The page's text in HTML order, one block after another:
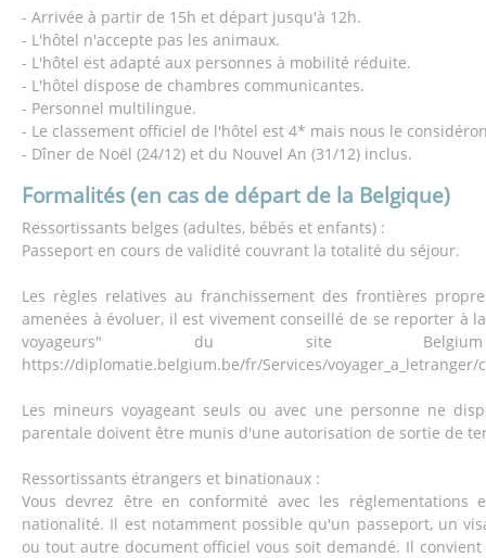
- Arrivée à partir de 15h et départ jusqu'à 12h.
- L'hôtel n'accepte pas les animaux.
- L'hôtel est adapté aux personnes à mobilité réduite.
- L'hôtel dispose de chambres communicantes.
- Personnel multilingue.
- Le classement officiel de l'hôtel est 4* mais nous le
- Dîner de Noël (24/12) et du Nouvel An (31/12) inclus.
Formalités (en cas de départ de la Belgique)
Ressortissants belges (adultes, bébés et enfants) :
Passeport en cours de validité couvrant la totalité du séjour.
Les règles relatives au franchissement des frontières
amenées à évoluer, il est vivement conseillé de se reporter à
voyageurs" du site Belgium
https://diplomatie.belgium.be/fr/Services/voyager_a_letranger/
Les mineurs voyageant seuls ou avec une personne ne
parentale doivent être munis d'une autorisation de sortie de
Ressortissants étrangers et binationaux :
Vous devrez être en conformité avec les réglementations
nationalité. Il est notamment possible qu'un passeport, un
ou tout autre document officiel vous soit demandé. Il